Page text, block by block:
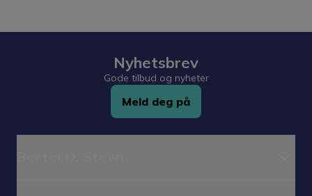
Nyhetsbrev
Gode tilbud og nyheter
Meld deg på